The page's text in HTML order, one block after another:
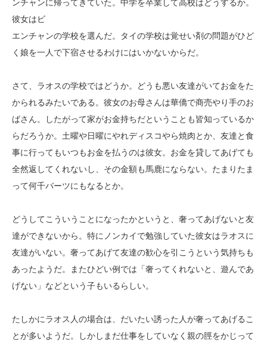
ンチャンに帰ってきていた。中学を卒業して高校はどうするか。
彼女はビ
エンチャンの学校を選んだ。タイの学校は覚せい剤の問題がひど
く娘を一人で下宿させるわけにはいかないからだ。
さて、ラオスの学校ではどうか。どうも悪い友達がいてお金をた
かられるみたいである。彼女のお母さんは華僑で商売やり手のお
ばさん。したがって家がお金持ちだということも皆知っているか
らだろうか。土曜や日曜にやれディスコやら焼肉とか、友達と食
事に行ってもいつもお金を払うのは彼女。お金を貸してあげても
全然返してくれないし、その金額も馬鹿にならない。たまりたま
って何千バーツにもなるとか。
どうしてこういうことになったかというと、奢ってあげないと友
達ができないから。特にノンカイで勉強していた彼女はラオスに
友達がいない。奢ってあげて友達の歓心を引こうという気持ちも
あったようだ。またひどい例では「奢ってくれないと、遊んであ
げない」などという子もいるらしい。
たしかにラオス人の場合は、だいたい誘った人が奢ってあげるこ
とが多いようだ。しかしまだ仕事をしていなく親の脛をかじって